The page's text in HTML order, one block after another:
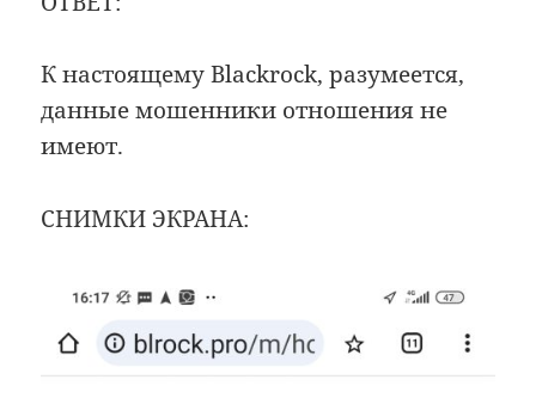
К настоящему Blackrock, разумеется,
данные мошенники отношения не
имеют.
СНИМКИ ЭКРАНА: